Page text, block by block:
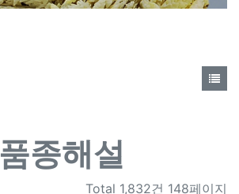
품종해설
Total 1,832건 148페이지